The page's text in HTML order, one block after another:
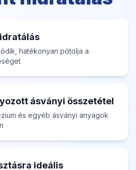
hatékonyan pótolja a
ásványi összetétel
és egyéb ásványi anyagok
ideális